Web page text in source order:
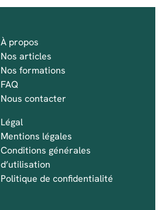
À propos
Nos articles
Nos formations
FAQ
Nous contacter
Légal
Mentions légales
Conditions générales
d’utilisation
Politique de confidentialité